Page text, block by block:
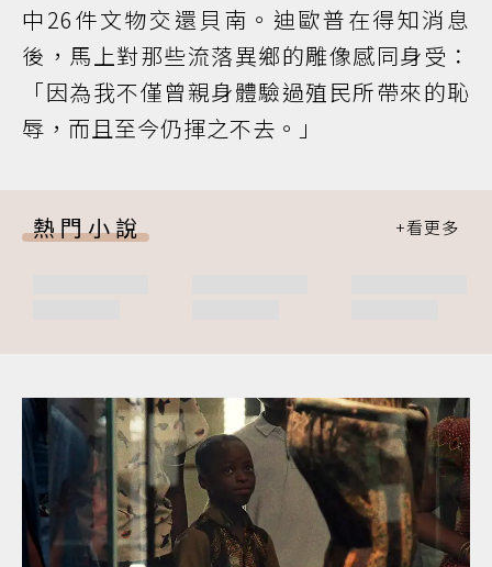
中26件文物交還貝南。迪歐普在得知消息
後，馬上對那些流落異鄉的雕像感同身受：
「因為我不僅曾親身體驗過殖民所帶來的恥
辱，而且至今仍揮之不去。」
熱門小說